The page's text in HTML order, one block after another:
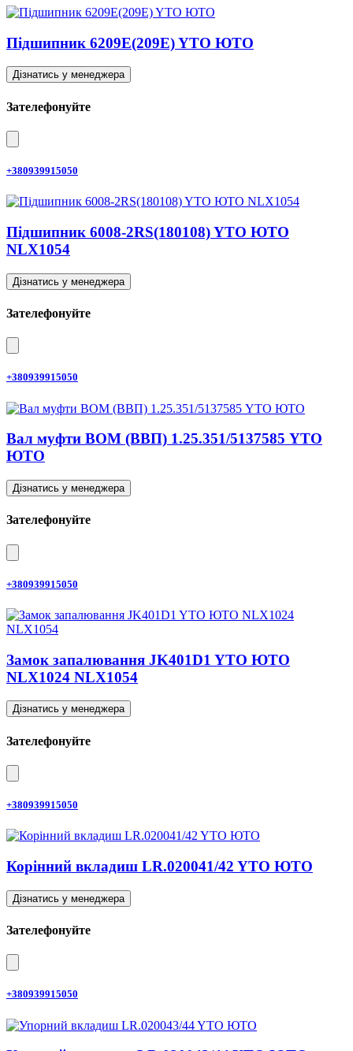
Підшипник 6209E(209E) YTO ЮТО
Дізнатись у менеджера
Зателефонуйте
+380939915050
Підшипник 6008-2RS(180108) YTO ЮТО
NLX1054
Дізнатись у менеджера
Зателефонуйте
+380939915050
Вал муфти ВОМ (ВВП) 1.25.351/5137585 YTO
ЮТО
Дізнатись у менеджера
Зателефонуйте
+380939915050
Замок запалювання JK401D1 YTO ЮТО
NLX1024 NLX1054
Дізнатись у менеджера
Зателефонуйте
+380939915050
Корінний вкладиш LR.020041/42 YTO ЮТО
Дізнатись у менеджера
Зателефонуйте
+380939915050